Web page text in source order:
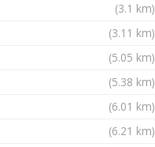
(3.1 km)
(3.11 km)
(5.05 km)
(5.38 km)
(6.01 km)
(6.21 km)